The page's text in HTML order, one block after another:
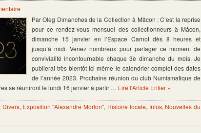
Par Oleg Dimanches de la Collection à Mâcon : C’est la reprise
pour ce rendez-vous mensuel des collectionneurs à Mâcon,
dimanche 15 janvier en l’Espace Carnot dès 8 heures et
jusqu’à midi. Venez nombreux pour partager ce moment de
convivialité incontournable chaque 3è dimanche du mois. Je
publierai très bientôt ici même le calendrier complet des dates
de l’année 2023. Prochaine réunion du club Numismatique de
se réuniront le lundi 16 janvier à partir … Lire l'Article Entier »
Divers, Exposition "Alexandre Morlon", Histoire locale, Infos, Nouvelles du